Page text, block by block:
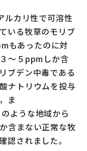
カリ性で可溶性
いる牧草のモリブ
もあったのに対
～５ppmしか含
ブデン中毒である
ナトリウムを投与
ま
ような地域から
含まない正常な牧
認されました。